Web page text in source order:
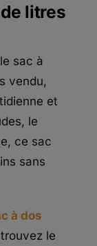
litres
sac à
vendu,
et
le
ce sac
sans
à dos
le